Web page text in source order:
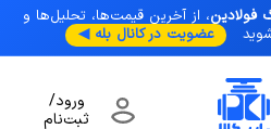
فولادین، از آخرین قیمت‌ها، تحلیل‌ها و
عضویت در کانال بله ◀
ورود/
ثبت‌نام